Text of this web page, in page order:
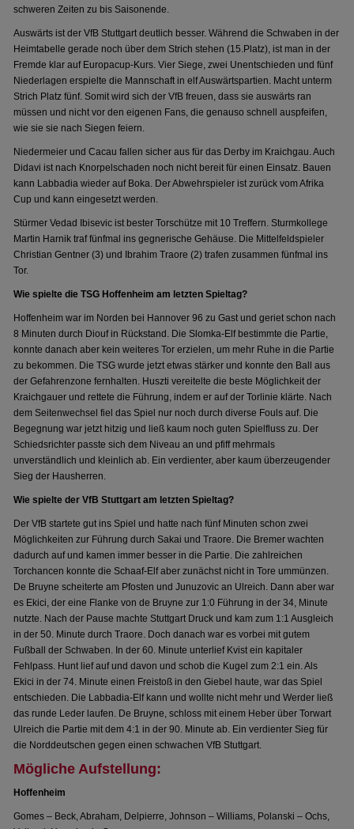
schweren Zeiten zu bis Saisonende.
Auswärts ist der VfB Stuttgart deutlich besser. Während die Schwaben in der
Heimtabelle gerade noch über dem Strich stehen (15.Platz), ist man in der
Fremde klar auf Europacup-Kurs. Vier Siege, zwei Unentschieden und fünf
Niederlagen erspielte die Mannschaft in elf Auswärtspartien. Macht unterm
Strich Platz fünf. Somit wird sich der VfB freuen, dass sie auswärts ran
müssen und nicht vor den eigenen Fans, die genauso schnell auspfeifen,
wie sie sie nach Siegen feiern.
Niedermeier und Cacau fallen sicher aus für das Derby im Kraichgau. Auch
Didavi ist nach Knorpelschaden noch nicht bereit für einen Einsatz. Bauen
kann Labbadia wieder auf Boka. Der Abwehrspieler ist zurück vom Afrika
Cup und kann eingesetzt werden.
Stürmer Vedad Ibisevic ist bester Torschütze mit 10 Treffern. Sturmkollege
Martin Harnik traf fünfmal ins gegnerische Gehäuse. Die Mittelfeldspieler
Christian Gentner (3) und Ibrahim Traore (2) trafen zusammen fünfmal ins
Tor.
Wie spielte die TSG Hoffenheim am letzten Spieltag?
Hoffenheim war im Norden bei Hannover 96 zu Gast und geriet schon nach
8 Minuten durch Diouf in Rückstand. Die Slomka-Elf bestimmte die Partie,
konnte danach aber kein weiteres Tor erzielen, um mehr Ruhe in die Partie
zu bekommen. Die TSG wurde jetzt etwas stärker und konnte den Ball aus
der Gefahrenzone fernhalten. Huszti vereitelte die beste Möglichkeit der
Kraichgauer und rettete die Führung, indem er auf der Torlinie klärte. Nach
dem Seitenwechsel fiel das Spiel nur noch durch diverse Fouls auf. Die
Begegnung war jetzt hitzig und ließ kaum noch guten Spielfluss zu. Der
Schiedsrichter passte sich dem Niveau an und pfiff mehrmals
unverständlich und kleinlich ab. Ein verdienter, aber kaum überzeugender
Sieg der Hausherren.
Wie spielte der VfB Stuttgart am letzten Spieltag?
Der VfB startete gut ins Spiel und hatte nach fünf Minuten schon zwei
Möglichkeiten zur Führung durch Sakai und Traore. Die Bremer wachten
dadurch auf und kamen immer besser in die Partie. Die zahlreichen
Torchancen konnte die Schaaf-Elf aber zunächst nicht in Tore ummünzen.
De Bruyne scheiterte am Pfosten und Junuzovic an Ulreich. Dann aber war
es Ekici, der eine Flanke von de Bruyne zur 1:0 Führung in der 34, Minute
nutzte. Nach der Pause machte Stuttgart Druck und kam zum 1:1 Ausgleich
in der 50. Minute durch Traore. Doch danach war es vorbei mit gutem
Fußball der Schwaben. In der 60. Minute unterlief Kvist ein kapitaler
Fehlpass. Hunt lief auf und davon und schob die Kugel zum 2:1 ein. Als
Ekici in der 74. Minute einen Freistoß in den Giebel haute, war das Spiel
entschieden. Die Labbadia-Elf kann und wollte nicht mehr und Werder ließ
das runde Leder laufen. De Bruyne, schloss mit einem Heber über Torwart
Ulreich die Partie mit dem 4:1 in der 90. Minute ab. Ein verdienter Sieg für
die Norddeutschen gegen einen schwachen VfB Stuttgart.
Mögliche Aufstellung:
Hoffenheim
Gomes – Beck, Abraham, Delpierre, Johnson – Williams, Polanski – Ochs,